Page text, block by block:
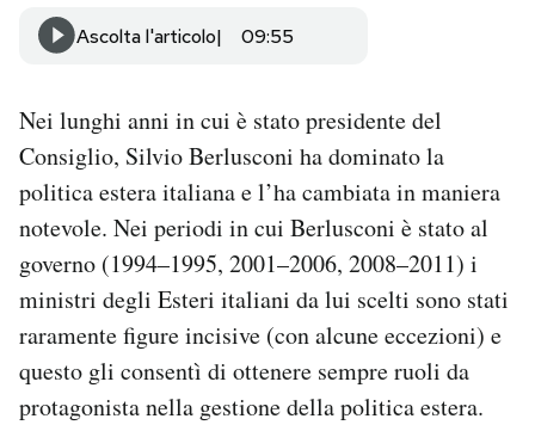
CALENDARIO
AREA PERSONALE
Area Personale
Newsletter
Notifiche mobile
Regala il Post
Hai bisogno di aiuto?
Esci
Ascolta l'articolo 09:55
Nei lunghi anni in cui è stato presidente del
Consiglio, Silvio Berlusconi ha dominato la
politica estera italiana e l’ha cambiata in maniera
notevole. Nei periodi in cui Berlusconi è stato al
governo (1994–1995, 2001–2006, 2008–2011) i
ministri degli Esteri italiani da lui scelti sono stati
raramente figure incisive (con alcune eccezioni) e
questo gli consentì di ottenere sempre ruoli da
protagonista nella gestione della politica estera.